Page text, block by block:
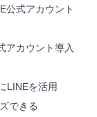
公式アカウント
アカウント導入
LINEを活用
できる